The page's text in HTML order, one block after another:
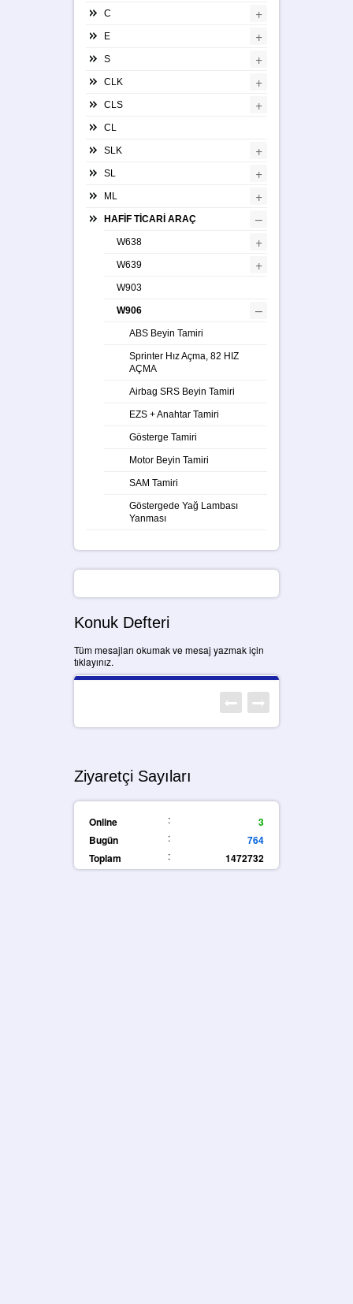
C +
E +
S +
CLK +
CLS +
CL
SLK +
SL +
ML +
HAFİF TİCARİ ARAÇ –
W638 +
W639 +
W903
W906 –
ABS Beyin Tamiri
Sprinter Hız Açma, 82 HIZ
AÇMA
Airbag SRS Beyin Tamiri
EZS + Anahtar Tamiri
Gösterge Tamiri
Motor Beyin Tamiri
SAM Tamiri
Göstergede Yağ Lambası
Yanması
Konuk Defteri
Tüm mesajları okumak ve mesaj yazmak için
tıklayınız.
Ziyaretçi Sayıları
Online :
3
Bugün
:
764
Toplam
: 1472732